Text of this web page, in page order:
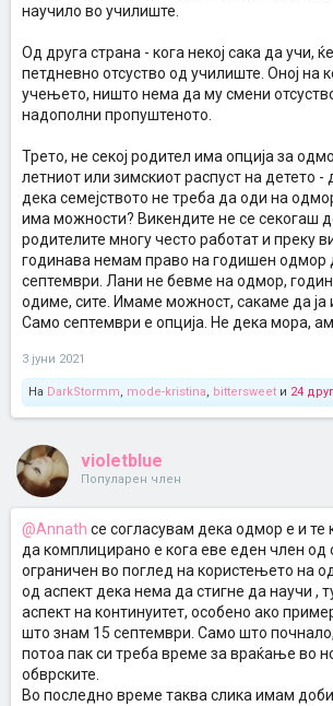
научило во училиште.
Од друга страна - кога некој сака да учи,
петдневно отсуство од училиште. Оној на
учењето, ништо нема да му смени
надополни пропуштеното.
Трето, не секој родител има опција за
летниот или зимскиот распуст на детето -
дека семејството не треба да оди на
има можности? Викендите не се секогаш
родителите многу често работат и преку
годинава немам право на годишен одмор
септември. Лани не бевме на одмор,
одиме, сите. Имаме можност, сакаме да ја
Само септември е опција. Не дека мора,
3 јуни 2021
На DarkStormm, mode-kristina, bittersweet и 24
violetblue
Популарен член
@Annath се согласувам дека одмор е и те
да комплицирано е кога еве еден член од
ограничен во поглед на користењето на
од аспект дека нема да стигне да научи ,
аспект на континуитет, особено ако
што знам 15 септември. Само што
потоа пак си треба време за враќање во
обврските.
Во последно време таква слика имам